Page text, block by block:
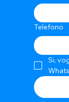
Telefono
Si,